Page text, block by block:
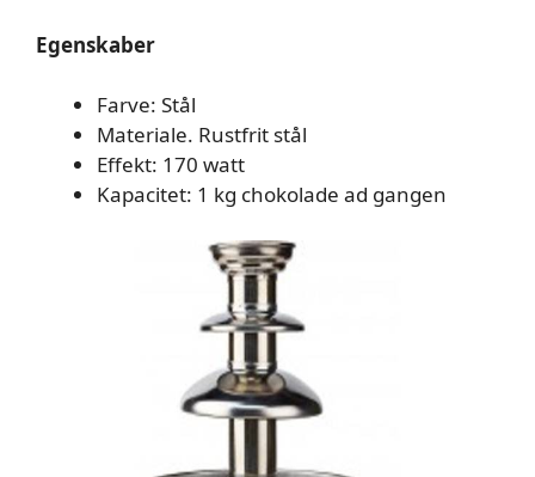
Egenskaber
Farve: Stål
Materiale. Rustfrit stål
Effekt: 170 watt
Kapacitet: 1 kg chokolade ad gangen